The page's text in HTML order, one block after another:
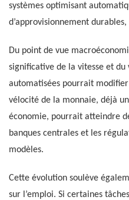
systèmes optimisant
d’approvisionnement
Du point de vue
significative de la vitesse et du
automatisées pourrait
vélocité de la monnaie, déjà
économie, pourrait atteindre
banques centrales et les
modèles.
Cette évolution soulève
sur l’emploi. Si certaines